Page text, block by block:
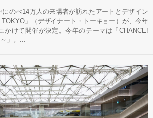
のべ14万人の来場者が訪れたアートとデザイン
」（デザイナート・トーキョー）が、今年
かけて開催が決定。今年のテーマは「CHANCE!
」。...